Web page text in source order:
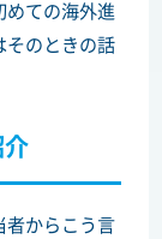
めての海外進
そのときの話
者からこう言